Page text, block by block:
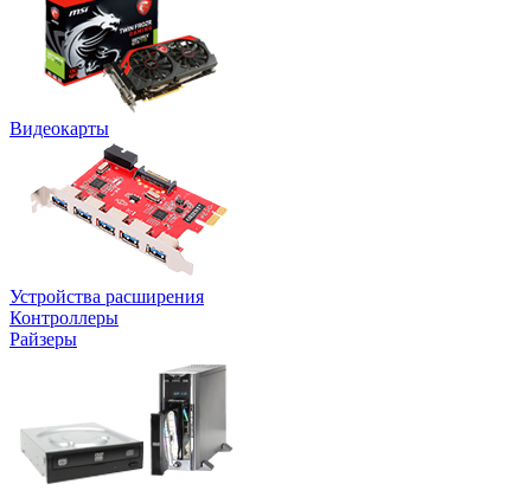
Видеокарты
Устройства расширения
Контроллеры
Райзеры